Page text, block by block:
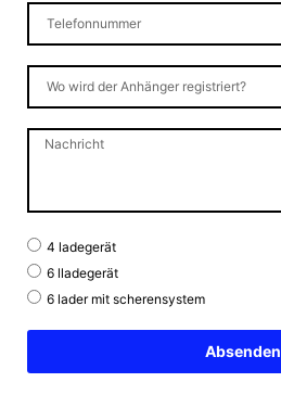
4 ladegerät
6 lladegerät
6 lader mit scherensystem
Absenden